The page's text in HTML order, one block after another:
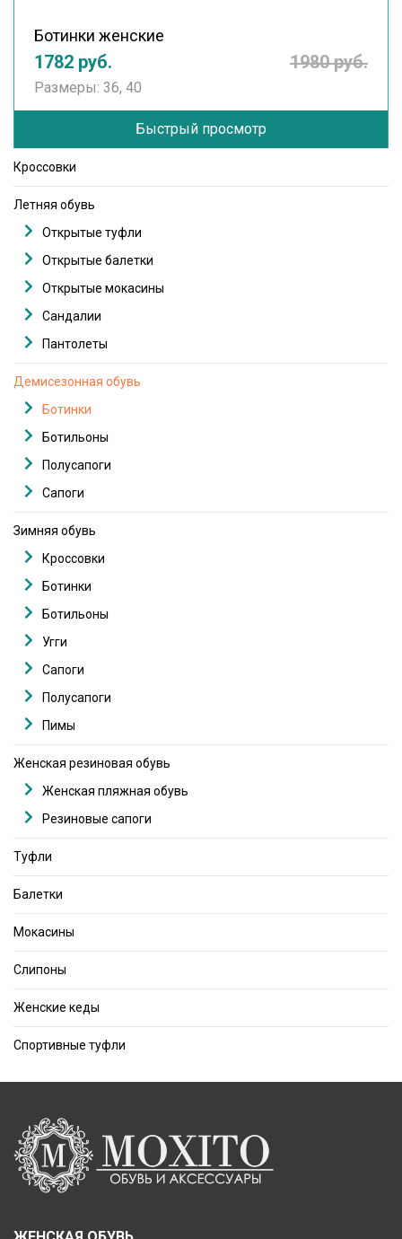
Ботинки женские
1782 руб. 1980 руб.
Размеры: 36, 40
Быстрый просмотр
Кроссовки
Летняя обувь
Открытые туфли
Открытые балетки
Открытые мокасины
Сандалии
Пантолеты
Демисезонная обувь
Ботинки
Ботильоны
Полусапоги
Сапоги
Зимняя обувь
Кроссовки
Ботинки
Ботильоны
Угги
Сапоги
Полусапоги
Пимы
Женская резиновая обувь
Женская пляжная обувь
Резиновые сапоги
Туфли
Балетки
Мокасины
Слипоны
Женские кеды
Спортивные туфли